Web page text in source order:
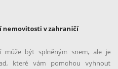
nemovitosti v zahraničí
může být splněným snem, ale je
které vám pomohou vyhnout